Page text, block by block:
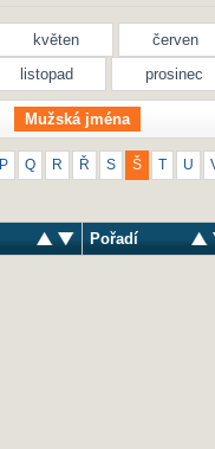
květen
červen
listopad prosinec
Mužská jména
P Q R Ř S Š U
Pořadí